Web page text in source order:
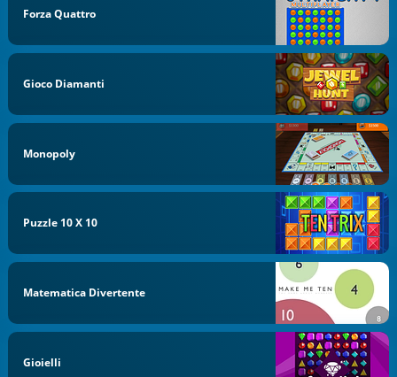
Forza Quattro
Gioco Diamanti
Monopoly
Puzzle 10 X 10
Matematica Divertente
Gioielli